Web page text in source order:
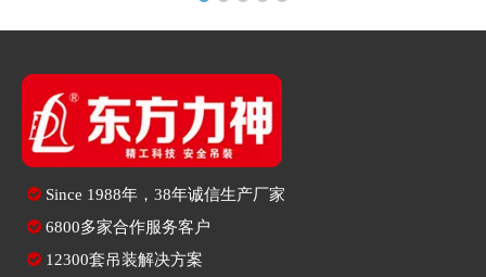
 Since 1988年，38年诚信生产厂家
 6800多家合作服务客户
 12300套吊装解决方案